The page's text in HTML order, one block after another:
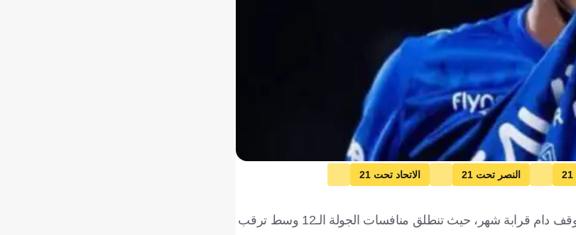
النصر تحت 21
الاتحاد تحت 21
تستعد بطولة دوري جوي للنخبة السعودي تحت 21 عامًا للعودة من جديد بعد توقف دام قرابة شهر، حيث تنطلق منافسات الجولة الـ12 وسط ترقب